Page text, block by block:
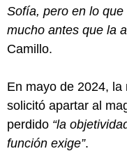
Sofía, pero en lo
mucho antes que la
Camillo.
En mayo de 2024,
solicitó apartar al
perdido “la
función exige”.